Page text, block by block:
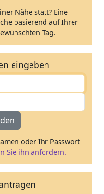
Nähe statt? Eine
basierend auf Ihrer
Tag.
eingeben
oder Ihr Passwort
Sie ihn anfordern.